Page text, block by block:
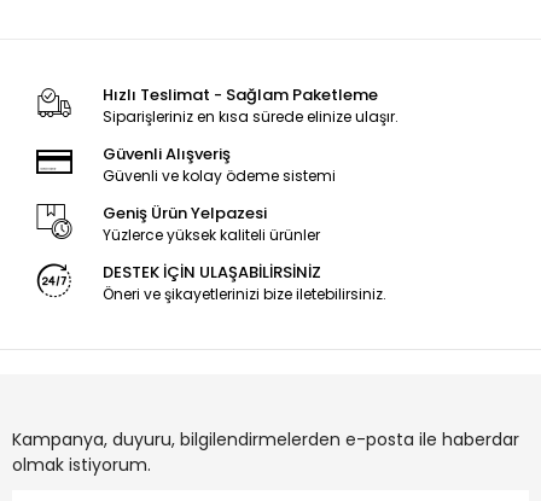
Hızlı Teslimat - Sağlam Paketleme
Siparişleriniz en kısa sürede elinize ulaşır.
Güvenli Alışveriş
Güvenli ve kolay ödeme sistemi
Geniş Ürün Yelpazesi
Yüzlerce yüksek kaliteli ürünler
DESTEK İÇİN ULAŞABİLİRSİNİZ
Öneri ve şikayetlerinizi bize iletebilirsiniz.
Kampanya, duyuru, bilgilendirmelerden e-posta ile haberdar
olmak istiyorum.